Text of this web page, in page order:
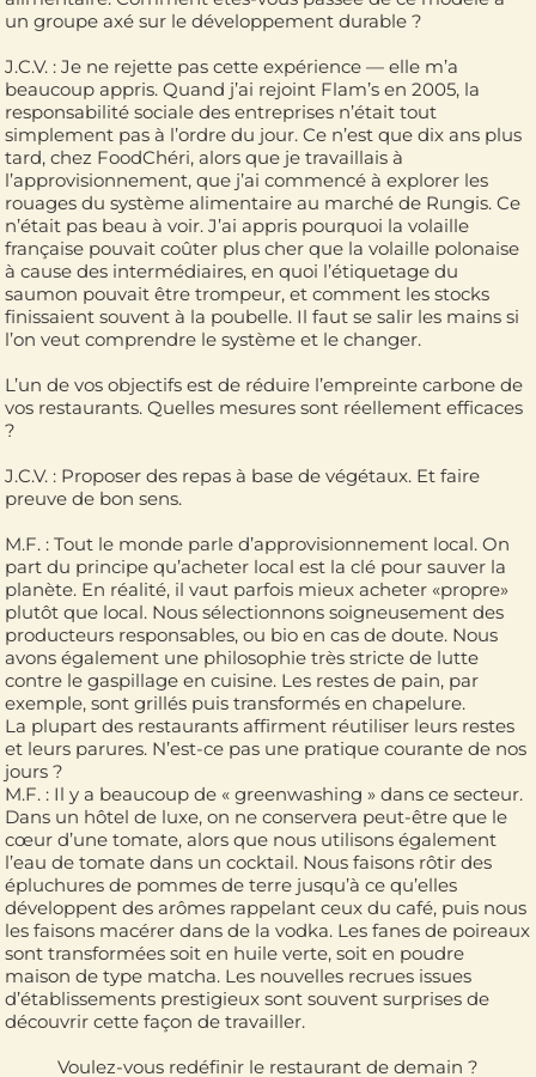
un groupe axé sur le développement durable ?
J.C.V. : Je ne rejette pas cette expérience — elle m’a
beaucoup appris. Quand j’ai rejoint Flam’s en 2005, la
responsabilité sociale des entreprises n’était tout
simplement pas à l’ordre du jour. Ce n’est que dix ans plus
tard, chez FoodChéri, alors que je travaillais à
l’approvisionnement, que j’ai commencé à explorer les
rouages du système alimentaire au marché de Rungis. Ce
n’était pas beau à voir. J’ai appris pourquoi la volaille
française pouvait coûter plus cher que la volaille polonaise
à cause des intermédiaires, en quoi l’étiquetage du
saumon pouvait être trompeur, et comment les stocks
finissaient souvent à la poubelle. Il faut se salir les mains si
l’on veut comprendre le système et le changer.
L’un de vos objectifs est de réduire l’empreinte carbone de
vos restaurants. Quelles mesures sont réellement efficaces
?
J.C.V. : Proposer des repas à base de végétaux. Et faire
preuve de bon sens.
M.F. : Tout le monde parle d’approvisionnement local. On
part du principe qu’acheter local est la clé pour sauver la
planète. En réalité, il vaut parfois mieux acheter «propre»
plutôt que local. Nous sélectionnons soigneusement des
producteurs responsables, ou bio en cas de doute. Nous
avons également une philosophie très stricte de lutte
contre le gaspillage en cuisine. Les restes de pain, par
exemple, sont grillés puis transformés en chapelure.
La plupart des restaurants affirment réutiliser leurs restes
et leurs parures. N’est-ce pas une pratique courante de nos
jours ?
M.F. : Il y a beaucoup de « greenwashing » dans ce secteur.
Dans un hôtel de luxe, on ne conservera peut-être que le
cœur d’une tomate, alors que nous utilisons également
l’eau de tomate dans un cocktail. Nous faisons rôtir des
épluchures de pommes de terre jusqu’à ce qu’elles
développent des arômes rappelant ceux du café, puis nous
les faisons macérer dans de la vodka. Les fanes de poireaux
sont transformées soit en huile verte, soit en poudre
maison de type matcha. Les nouvelles recrues issues
d’établissements prestigieux sont souvent surprises de
découvrir cette façon de travailler.
Voulez-vous redéfinir le restaurant de demain ?